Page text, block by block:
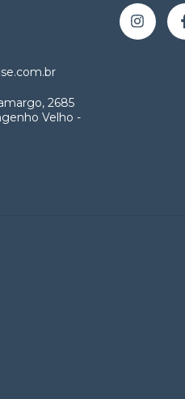
2685
Velho -